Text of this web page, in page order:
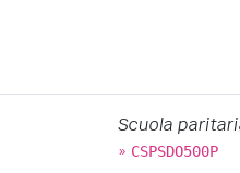
Scuola
» CSPSDO500P